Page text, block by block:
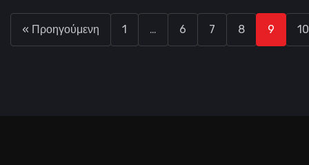
« Προηγούμενη 1 … 6 7 8 9 10